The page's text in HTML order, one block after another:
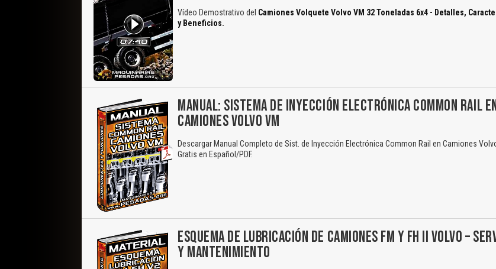
Vídeo Demostrativo del Camiones Volquete Volvo VM 32 Toneladas 6x4 - Detalles,
y Beneficios.
MANUAL: SISTEMA DE INYECCIÓN ELECTRÓNICA COMMON RAIL
CAMIONES VOLVO VM
Descargar Manual Completo de Sist. de Inyección Electrónica Common Rail en Camiones
Gratis en Español/PDF.
ESQUEMA DE LUBRICACIÓN DE CAMIONES FM Y FH II VOLVO –
Y MANTENIMIENTO